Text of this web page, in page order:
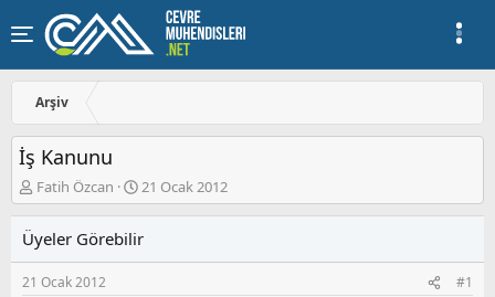
Arşiv
İş Kanunu
K
o
u
y
u
Fatih Özcan
B
a
l
a
21 Ocak 2012
Üyeler Görebilir
21 Ocak 2012 #1